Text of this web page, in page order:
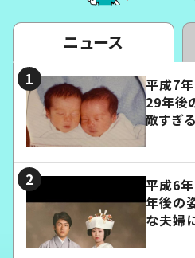
ニュース
平成7
29年後
敵すぎる
平成6
年後の
な夫婦